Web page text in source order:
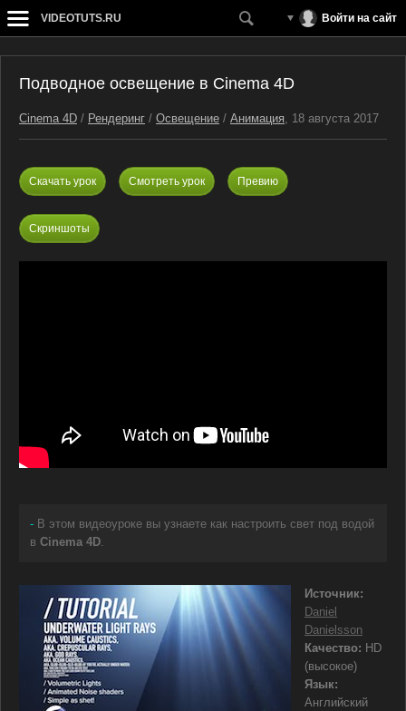
VIDEOTUTS.RU Войти на сайт
Подводное освещение в Cinema 4D
Cinema 4D / Рендеринг / Освещение / Анимация, 18 августа 2017
Скачать урок Смотреть урок Превию
Скриншоты
- В этом видеоуроке вы узнаете как настроить свет под водой
в Cinema 4D.
Источник:
Daniel
Danielsson
Качество: HD
(высокое)
Язык:
Английский